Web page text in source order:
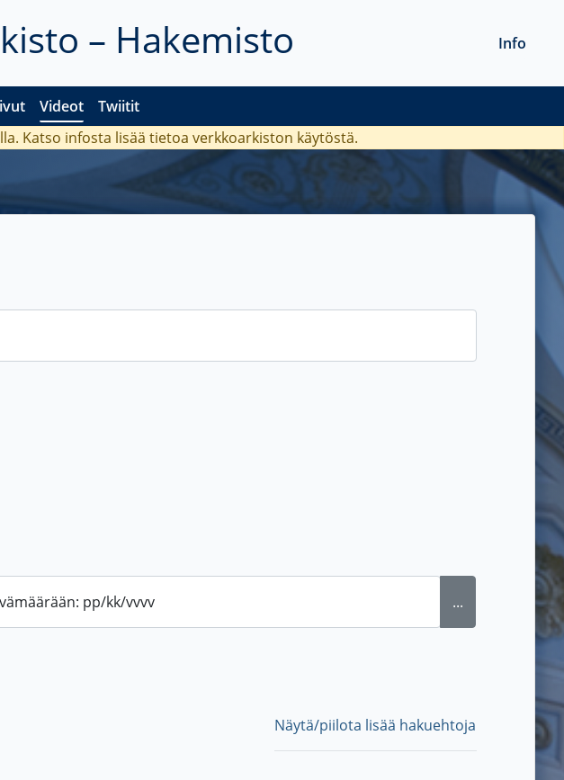
– Hakemisto
Videot Twiitit
Info
Katso infosta lisää tietoa verkkoarkiston käytöstä.
pp/kk/vvvv ...
Näytä/piilota lisää hakuehtoja